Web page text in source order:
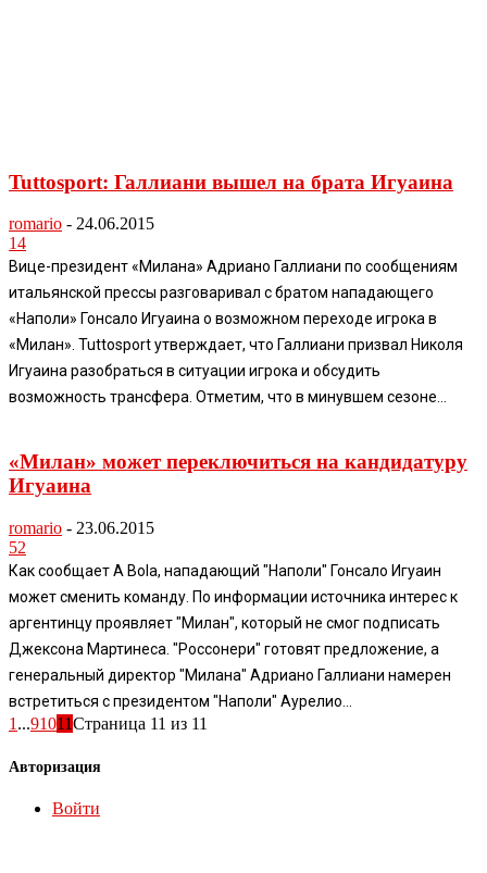
Tuttosport: Галлиани вышел на брата Игуаина
romario - 24.06.2015
14
Вице-президент «Милана» Адриано Галлиани по сообщениям
итальянской прессы разговаривал с братом нападающего
«Наполи» Гонсало Игуаина о возможном переходе игрока в
«Милан». Tuttosport утверждает, что Галлиани призвал Николя
Игуаина разобраться в ситуации игрока и обсудить
возможность трансфера. Отметим, что в минувшем сезоне...
«Милан» может переключиться на кандидатуру
Игуаина
romario - 23.06.2015
52
Как сообщает A Bola, нападающий "Наполи" Гонсало Игуаин
может сменить команду. По информации источника интерес к
аргентинцу проявляет "Милан", который не смог подписать
Джексона Мартинеса. "Россонери" готовят предложение, а
генеральный директор "Милана" Адриано Галлиани намерен
встретиться с президентом "Наполи" Аурелио...
1 ...91011Страница 11 из 11
Авторизация
Войти